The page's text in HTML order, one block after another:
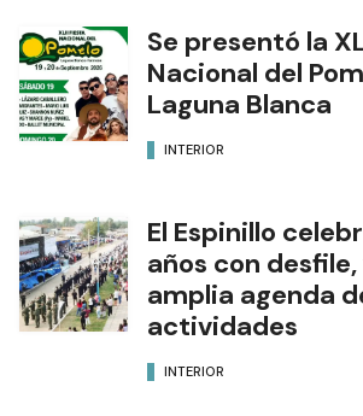
Se presentó la
Nacional del
Laguna Blanca
INTERIOR
El Espinillo
años con
amplia agenda
actividades
INTERIOR